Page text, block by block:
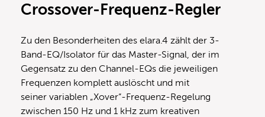
Crossover-Frequenz-Regler
Zu den Besonderheiten des elara.4 zählt der 3-
Band-EQ/Isolator für das Master-Signal, der im
Gegensatz zu den Channel-EQs die jeweiligen
Frequenzen komplett auslöscht und mit
seiner variablen „Xover“-Frequenz-Regelung
zwischen 150 Hz und 1 kHz zum kreativen